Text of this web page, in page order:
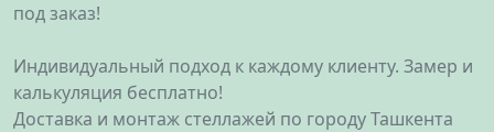
под заказ!
Индивидуальный подход к каждому клиенту. Замер и
калькуляция бесплатно!
Доставка и монтаж стеллажей по городу Ташкента